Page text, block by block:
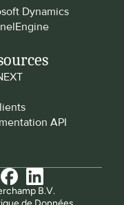
Dynamics
API
B.V.